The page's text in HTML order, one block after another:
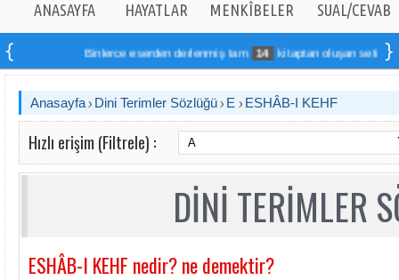
ANASAYFA HAYATLAR MENKÎBELER SUAL/CEVAB
Binlerce eserden derlenmiş tam 14 kitaptan oluşan seti online
Anasayfa Dini Terimler Sözlüğü E ESHÂB-I KEHF
Hızlı erişim (Filtrele) :
DİNİ TERİMLER
ESHÂB-I KEHF nedir? ne demektir?